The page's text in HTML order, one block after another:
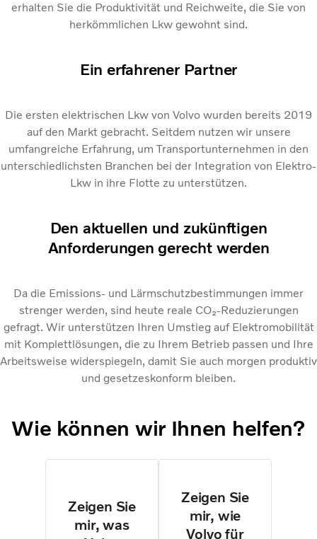
erhalten Sie die Produktivität und Reichweite, die Sie von
herkömmlichen Lkw gewohnt sind.
Ein erfahrener Partner
Die ersten elektrischen Lkw von Volvo wurden bereits 2019
auf den Markt gebracht. Seitdem nutzen wir unsere
umfangreiche Erfahrung, um Transportunternehmen in den
unterschiedlichsten Branchen bei der Integration von Elektro-
Lkw in ihre Flotte zu unterstützen.
Den aktuellen und zukünftigen
Anforderungen gerecht werden
Da die Emissions- und Lärmschutzbestimmungen immer
strenger werden, sind heute reale CO₂-Reduzierungen
gefragt. Wir unterstützen Ihren Umstieg auf Elektromobilität
mit Komplettlösungen, die zu Ihrem Betrieb passen und Ihre
Arbeitsweise widerspiegeln, damit Sie auch morgen produktiv
und gesetzeskonform bleiben.
Wie können wir Ihnen helfen?
Zeigen Sie
mir, was
Zeigen Sie
mir, wie
Volvo für